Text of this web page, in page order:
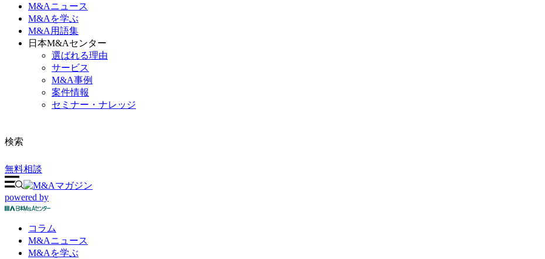
M&Aニュース
M&Aを学ぶ
M&A用語集
日本M&Aセンター
選ばれる理由
サービス
M&A事例
案件情報
セミナー・ナレッジ
検索
無料相談
powered by
コラム
M&Aニュース
M&Aを学ぶ